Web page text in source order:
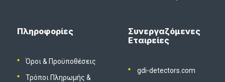
Πληροφορίες
Όροι & Προϋποθέσεις
Τρόποι Πληρωμής &
Συνεργαζόμενες
Εταιρείες
gdi-detectors.com